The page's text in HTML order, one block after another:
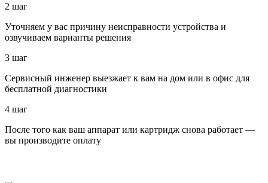
2 шаг
Уточняем у вас причину неисправности устройства и
озвучиваем варианты решения
3 шаг
Сервисный инженер выезжает к вам на дом или в офис для
бесплатной диагностики
4 шаг
После того как ваш аппарат или картридж снова работает —
вы производите оплату